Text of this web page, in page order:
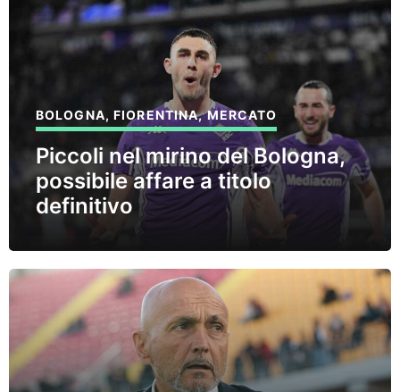
BOLOGNA,FIORENTINA,MERCATO
Piccoli nel mirino del Bologna,
possibile affare a titolo
definitivo